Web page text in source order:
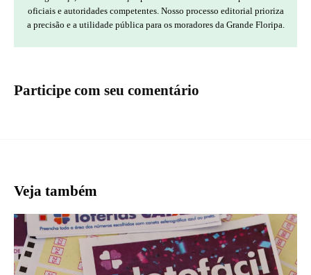
oficiais e autoridades competentes. Nosso processo editorial prioriza
a precisão e a utilidade pública para os moradores da Grande Floripa.
Participe com seu comentário
Veja também